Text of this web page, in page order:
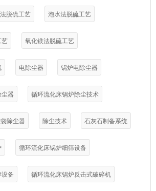
脱硫工艺 泡水法脱硫工艺
艺 氧化镁法脱硫工艺
电除尘器 锅炉电除尘器
器 循环流化床锅炉除尘技术
除尘器 除尘技术 石灰石制备系统
循环流化床锅炉细筛设备
备 循环流化床锅炉反击式破碎机